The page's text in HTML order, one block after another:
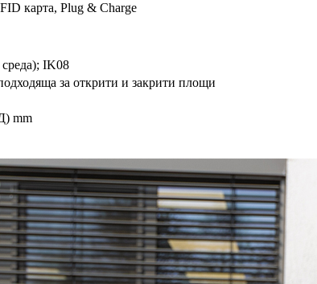
карта, Plug & Charge
среда); IK08
за открити и закрити площи
mm